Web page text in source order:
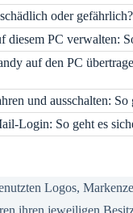
oder
diesem PC verwalten:
auf den PC
und ausschalten: So
Login: So geht es
Logos,
ihren jeweiligen